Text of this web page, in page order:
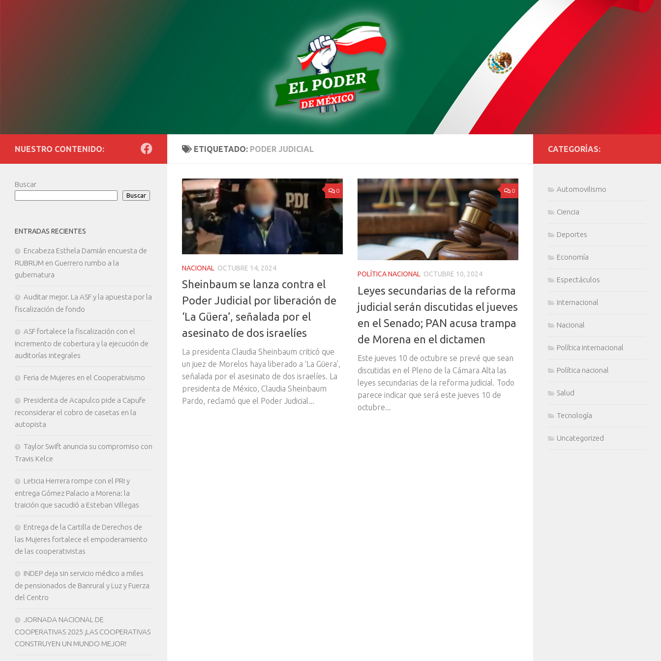
ETIQUETADO: PODER JUDICIAL
0
NACIONAL OCTUBRE 14, 2024
Sheinbaum se lanza contra el
Poder Judicial por liberación de
‘La Güera’, señalada por el
asesinato de dos israelíes
La presidenta Claudia Sheinbaum criticó que
un juez de Morelos haya liberado a ‘La Güera’,
señalada por el asesinato de dos israelíes. La
presidenta de México, Claudia Sheinbaum
Pardo, reclamó que el Poder Judicial...
0
POLÍTICA NACIONAL OCTUBRE 10, 2024
Leyes secundarias de la reforma
judicial serán discutidas el jueves
en el Senado; PAN acusa trampa
de Morena en el dictamen
Este jueves 10 de octubre se prevé que sean
discutidas en el Pleno de la Cámara Alta las
leyes secundarias de la reforma judicial. Todo
parece indicar que será este jueves 10 de
octubre...
NUESTRO CONTENIDO:
Buscar
Buscar
ENTRADAS RECIENTES
Encabeza Esthela Damián encuesta de
RUBRUM en Guerrero rumbo a la
gubernatura
Auditar mejor. La ASF y la apuesta por la
fiscalización de fondo
ASF fortalece la fiscalización con el
incremento de cobertura y la ejecución de
auditorías integrales
Feria de Mujeres en el Cooperativismo
Presidenta de Acapulco pide a Capufe
reconsiderar el cobro de casetas en la
autopista
Taylor Swift anuncia su compromiso con
Travis Kelce
Leticia Herrera rompe con el PRI y
entrega Gómez Palacio a Morena: la
traición que sacudió a Esteban Villegas
Entrega de la Cartilla de Derechos de
las Mujeres fortalece el empoderamiento
de las cooperativistas
INDEP deja sin servicio médico a miles
de pensionados de Banrural y Luz y Fuerza
del Centro
JORNADA NACIONAL DE
COOPERATIVAS 2025 ¡LAS COOPERATIVAS
CONSTRUYEN UN MUNDO MEJOR!
CATEGORÍAS:
Automovilismo
Ciencia
Deportes
Economía
Espectáculos
Internacional
Nacional
Política internacional
Política nacional
Salud
Tecnología
Uncategorized